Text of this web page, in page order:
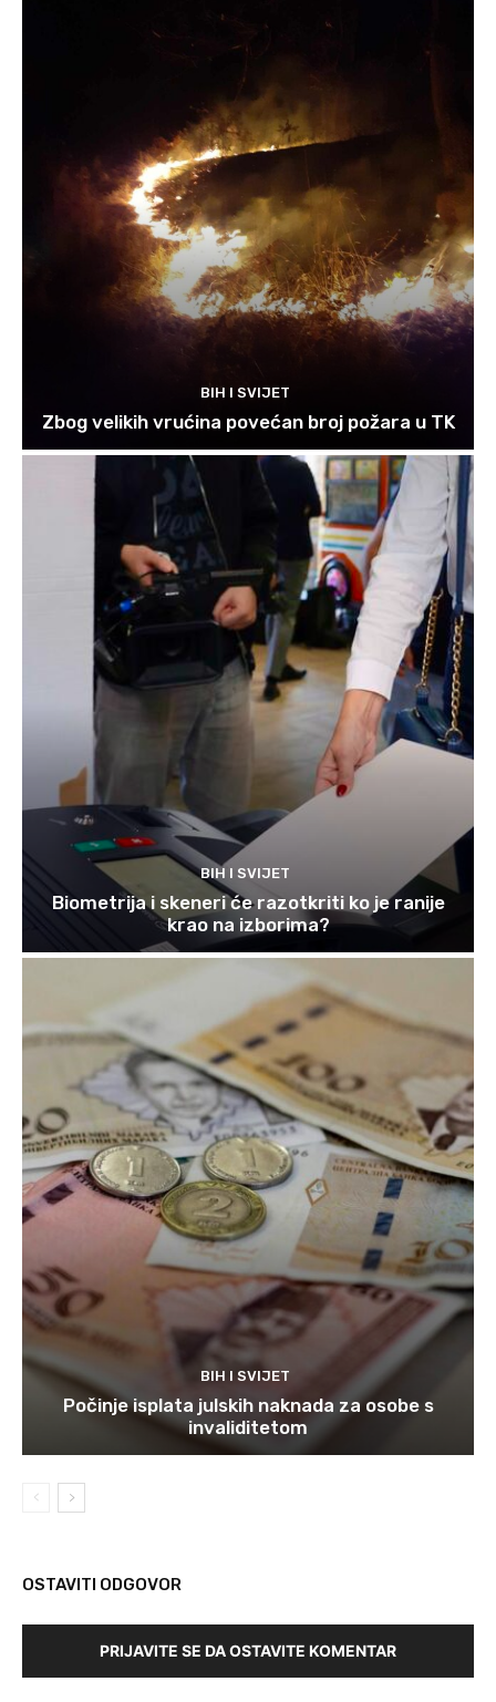
BIH I SVIJET
Zbog velikih vrućina povećan broj požara u TK
BIH I SVIJET
Biometrija i skeneri će razotkriti ko je ranije
krao na izborima?
BIH I SVIJET
Počinje isplata julskih naknada za osobe s
invaliditetom
OSTAVITI ODGOVOR
PRIJAVITE SE DA OSTAVITE KOMENTAR